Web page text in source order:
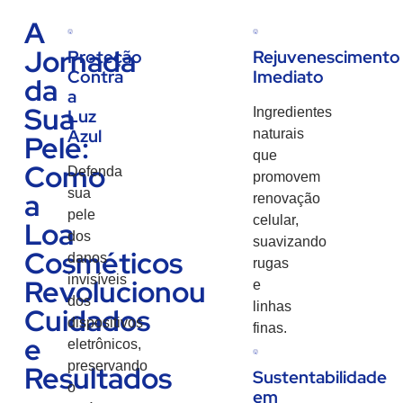
A
Jornada
da
Sua
Pele:
Como
a
Loa
Cosméticos
Revolucionou
Cuidados
e
Resultados
Proteção
Contra
a
Luz
Azul
Defenda
sua
pele
dos
danos
invisíveis
dos
dispositivos
eletrônicos,
preservando
o
Rejuvenescimento
Imediato
Ingredientes
naturais
que
promovem
renovação
celular,
suavizando
rugas
e
linhas
finas.
Sustentabilidade
em